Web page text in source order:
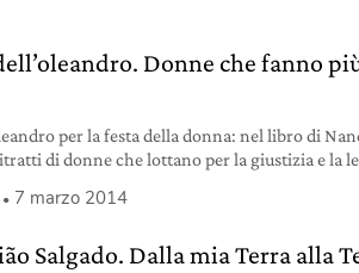
Donne che fanno
per la festa della donna: nel libro di
di donne che lottano per la giustizia e la
7 marzo 2014
Salgado. Dalla mia Terra alla